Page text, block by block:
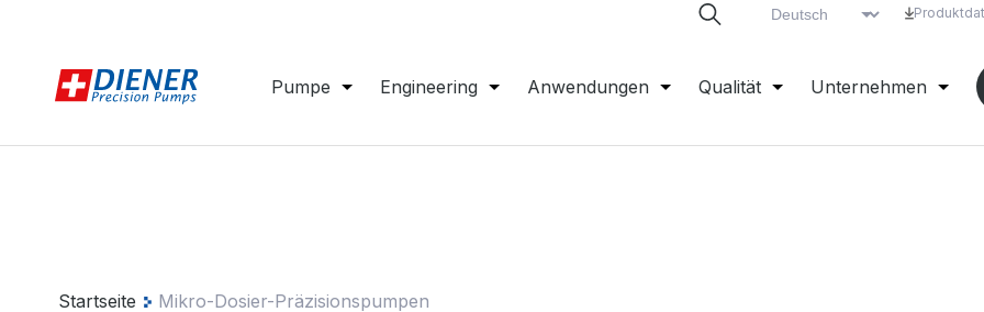
Pumpe Engineering Anwendungen Qualität Unternehmen
Startseite Mikro-Dosier-Präzisionspumpen